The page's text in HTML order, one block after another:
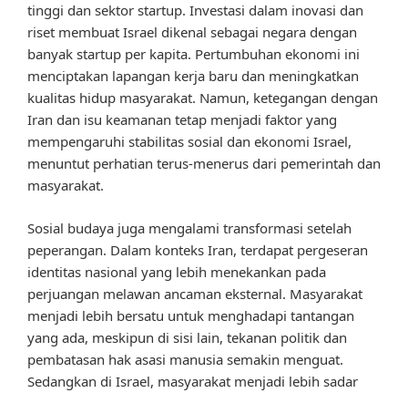
tinggi dan sektor startup. Investasi dalam inovasi dan
riset membuat Israel dikenal sebagai negara dengan
banyak startup per kapita. Pertumbuhan ekonomi ini
menciptakan lapangan kerja baru dan meningkatkan
kualitas hidup masyarakat. Namun, ketegangan dengan
Iran dan isu keamanan tetap menjadi faktor yang
mempengaruhi stabilitas sosial dan ekonomi Israel,
menuntut perhatian terus-menerus dari pemerintah dan
masyarakat.
Sosial budaya juga mengalami transformasi setelah
peperangan. Dalam konteks Iran, terdapat pergeseran
identitas nasional yang lebih menekankan pada
perjuangan melawan ancaman eksternal. Masyarakat
menjadi lebih bersatu untuk menghadapi tantangan
yang ada, meskipun di sisi lain, tekanan politik dan
pembatasan hak asasi manusia semakin menguat.
Sedangkan di Israel, masyarakat menjadi lebih sadar